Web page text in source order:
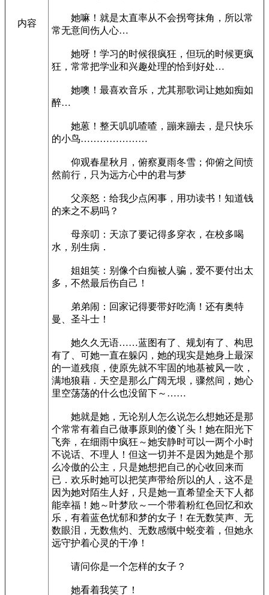
内容
她嘛！就是太直率从不会拐弯抹角，所以常
常无意间伤人心…­
她呀！学习的时候很疯狂，但玩的时候更疯
狂，常常把学业和兴趣处理的恰到好处…­
­她噢！最喜欢音乐，尤其那歌词让她如痴如
醉…­
她蒽！整天叽叽喳喳，蹦来蹦去，是只快乐
的小鸟…­………………­
仰观春星秋月，俯察夏雨冬雪；仰俯之间愤
然前行，只为远方心中的君与梦­
父亲怒：给我少点闲事，用功读书！知道钱
的来之不易吗？­
母亲叨：天凉了要记得多穿衣，在校多喝
水，别生病．­
姐姐笑：别像个白痴被人骗，爱不要付出太
多，不然最后伤自己！­
弟弟闹：回家记得要带好吃滴！还有奥特
曼、圣斗士！­
她久久无语……蓝图有了、规划有了、构思
有了、可她一直在躲闪，她的现实是她身上最深
的一道残痕，使原先就不牢固的地基被风一吹，
满地狼藉．天空是那么广阔无垠，骤然间，她心
里空荡荡的什么也没留下～……­
她就是她，无论别人怎么说怎么想她还是那
个常常有着自己做事原则的傻丫头！她在阳光下
飞奔，在细雨中疯狂～她安静时可以一两个小时
不说话、不理人！但这一切并不是因为她是个那
么冷傲的公主，只是她想把自己的心收回来而
已．欢乐时她可以把笑声带给所以的人，这不是
因为她对陌生人好，只是她一直希望全天下人都
能幸福！她～叶梦欣～一个带着粉红色回忆和欢
乐，有着蓝色忧郁和梦的女子！在无数笑声、无
数眼泪，无数焦灼、无数感慨中蜕变着，但她永
远守护着心灵的干净！­
请问你是一个怎样的女子？
她看着我笑了！­